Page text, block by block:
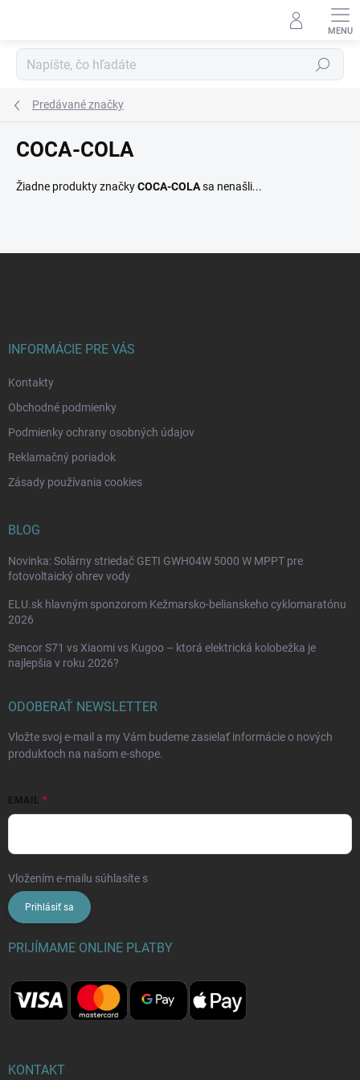
Hľadať
Predávané značky
COCA-COLA
Žiadne produkty značkyCOCA-COLAsa nenašli...
INFORMÁCIE PRE VÁS
Kontakty
Obchodné podmienky
Podmienky ochrany osobných údajov
Reklamačný poriadok
Zásady používania cookies
BLOG
Novinka: Solárny striedač GETI GWH04W 5000 W MPPT pre
fotovoltaický ohrev vody
ELU.sk hlavným sponzorom Kežmarsko-belianskeho cyklomaratónu
2026
Sencor S71 vs Xiaomi vs Kugoo – ktorá elektrická kolobežka je
najlepšia v roku 2026?
ODOBERAŤ NEWSLETTER
Vložte svoj e-mail a my Vám budeme zasielať informácie o nových
produktoch na našom e-shope.
EMAIL
Vložením e-mailu súhlasíte s
Prihlásiť sa
PRIJÍMAME ONLINE PLATBY
KONTAKT